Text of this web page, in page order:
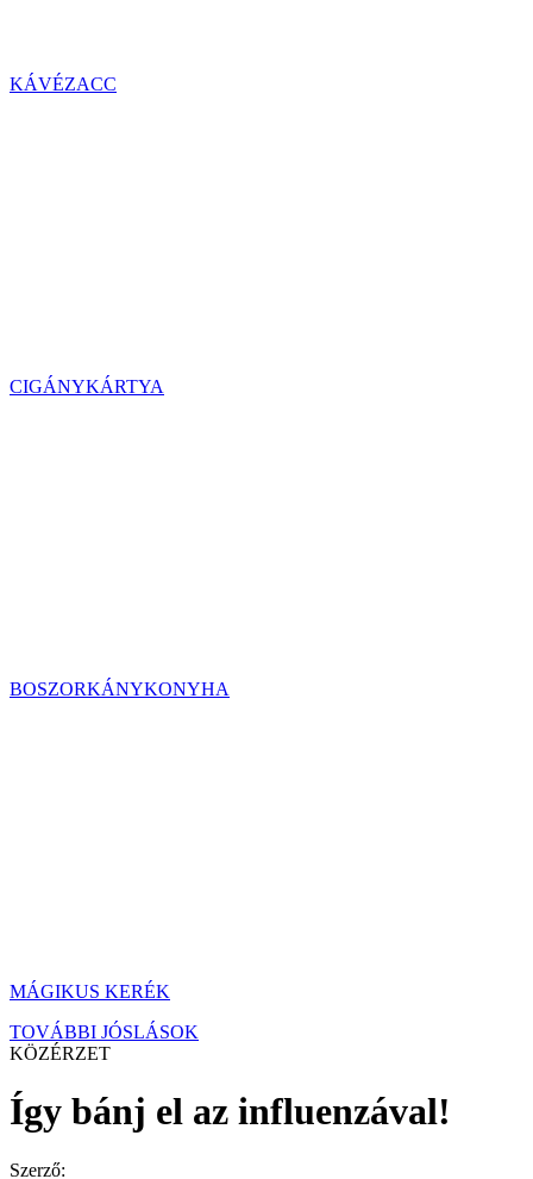
KÁVÉZACC
CIGÁNYKÁRTYA
BOSZORKÁNYKONYHA
MÁGIKUS KERÉK
TOVÁBBI JÓSLÁSOK
KÖZÉRZET
Így bánj el az influenzával!
Szerző: